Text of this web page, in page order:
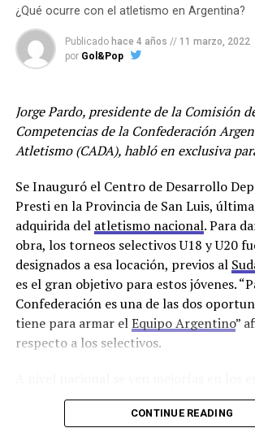
¿Qué ocurre con el atletismo en Argentina?
Publicado hace 4 años // 11 marzo, 2022
por Gol&Pop
Jorge Pardo, presidente de la Comisión
Competencias de la Confederación
Atletismo (CADA), habló en exclusiva
Se Inauguró el Centro de Desarrollo
Presti en la Provincia de San Luis,
adquirida del atletismo nacional. Para
obra, los torneos selectivos U18 y U20
designados a esa locación, previos al
es el gran objetivo para estos jóvenes.
Confederación es una de las dos
tiene para armar elEquipo Argentino”
respecto a los selectivos.
con los que ya se estaba trabajando y
incentivo para nuevos lugares. Ya que
CONTINUE READING